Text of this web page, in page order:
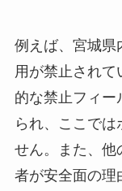
例えば、宮城県
用が禁止されて
的な禁止フィー
られ、ここでは
せん。また、他
者が安全面の理